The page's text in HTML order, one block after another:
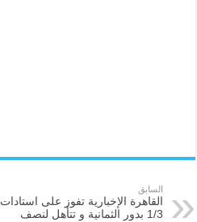
السابق
القاهرة الإخبارية تفوز على استادات
1/3 بدور الثمانية و تتأهل لنصف